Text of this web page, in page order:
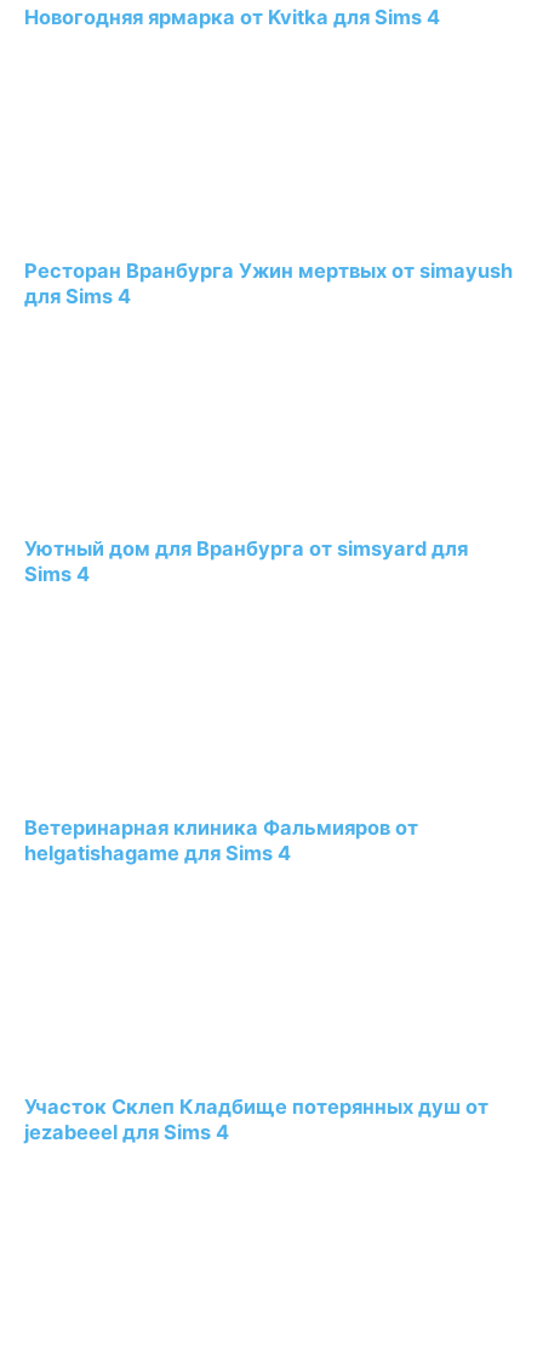
Новогодняя ярмарка от Kvitka для Sims 4
Ресторан Вранбурга Ужин мертвых от simayush
для Sims 4
Уютный дом для Вранбурга от simsyard для
Sims 4
Ветеринарная клиника Фальмияров от
helgatishagame для Sims 4
Участок Склеп Кладбище потерянных душ от
jezabeeel для Sims 4